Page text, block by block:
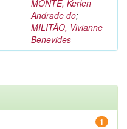
MONTE, Kerlen
Andrade do;
MILITÃO, Vivianne
Benevides
1